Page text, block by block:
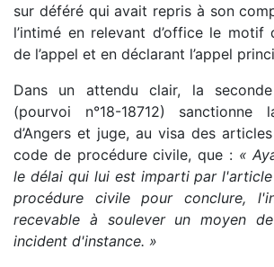
sur déféré qui avait repris à son
l’intimé en relevant d’office le motif
de l’appel et en déclarant l’appel
Dans un attendu clair, la
(pourvoi n°18-18712) sanctionne
d’Angers et juge, au visa des
code de procédure civile, que : «
le délai qui lui est imparti par
procédure civile pour conclure,
recevable à soulever un moyen
incident d'instance. »